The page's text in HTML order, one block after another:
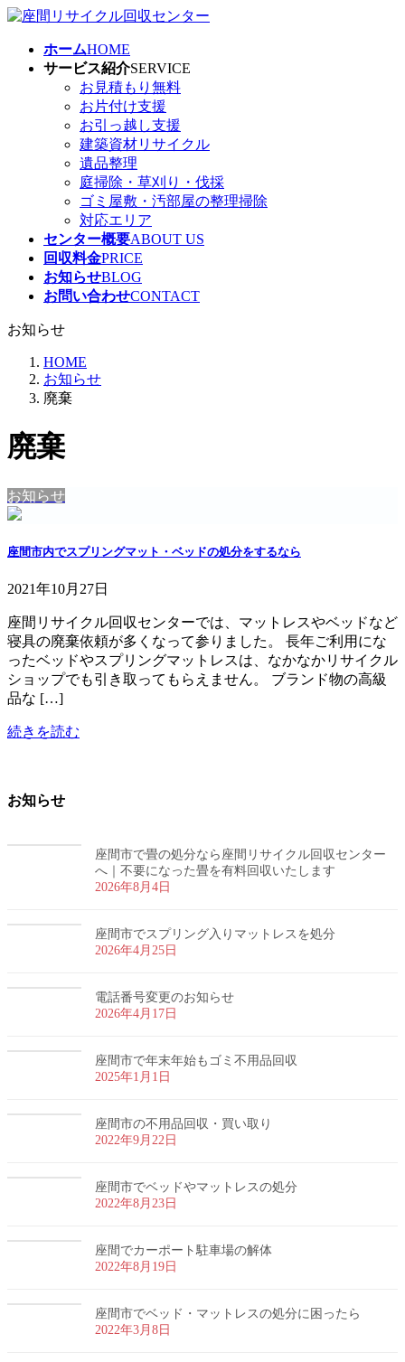
コ
ナ
ホームHOME
サービス紹介SERVICE
お見積もり無料
お片付け支援
お引っ越し支援
建築資材リサイクル
遺品整理
庭掃除・草刈り・伐採
ゴミ屋敷・汚部屋の整理掃除
対応エリア
センター概要ABOUT US
回収料金PRICE
お知らせBLOG
お問い合わせCONTACT
お知らせ
HOME
お知らせ
廃棄
廃棄
お知らせ
座間市内でスプリングマット・ベッドの処分をするなら
2021年10月27日
座間リサイクル回収センターでは、マットレスやベッドなど
寝具の廃棄依頼が多くなって参りました。 長年ご利用にな
ったベッドやスプリングマットレスは、なかなかリサイクル
ショップでも引き取ってもらえません。 ブランド物の高級
品な […]
続きを読む
お知らせ
座間市で畳の処分なら座間リサイクル回収センター
へ｜不要になった畳を有料回収いたします
2026年8月4日
座間市でスプリング入りマットレスを処分
2026年4月25日
電話番号変更のお知らせ
2026年4月17日
座間市で年末年始もゴミ不用品回収
2025年1月1日
座間市の不用品回収・買い取り
2022年9月22日
座間市でベッドやマットレスの処分
2022年8月23日
座間でカーポート駐車場の解体
2022年8月19日
座間市でベッド・マットレスの処分に困ったら
2022年3月8日